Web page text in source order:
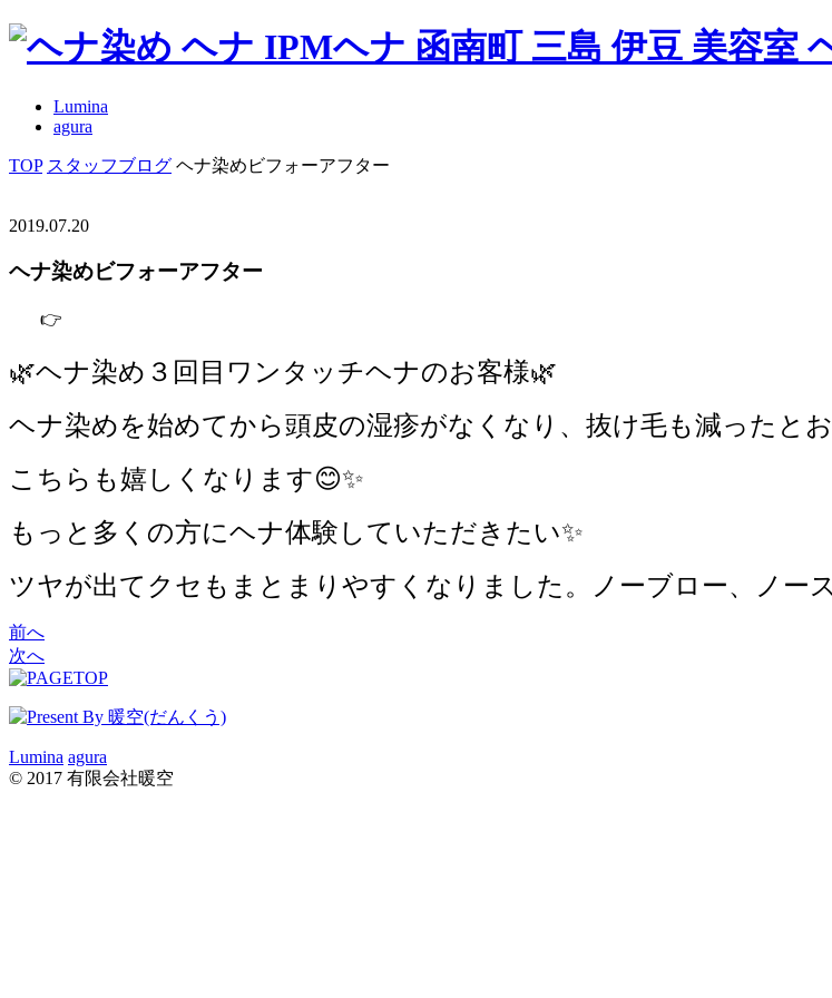
Lumina
agura
TOP スタッフブログ ヘナ染めビフォーアフター
2019.07.20
ヘナ染めビフォーアフター
👉
🌿ヘナ染め３回目ワンタッチヘナのお客様🌿
ヘナ染めを始めてから頭皮の湿疹がなくなり、抜け毛も減ったと
こちらも嬉しくなります😊✨
もっと多くの方にヘナ体験していただきたい✨
ツヤが出てクセもまとまりやすくなりました。ノーブロー、ノー
前へ
次へ
Lumina agura
© 2017 有限会社暖空